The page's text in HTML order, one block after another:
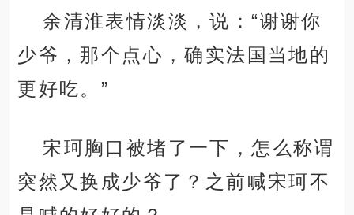
余清淮表情淡淡，说：“谢谢你
少爷，那个点心，确实法国当地的
更好吃。”
宋珂胸口被堵了一下，怎么称谓
突然又换成少爷了？之前喊宋珂不